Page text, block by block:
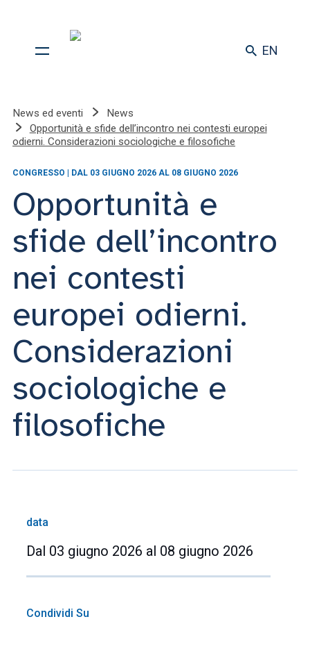
EN
News ed eventi
News
Opportunità e sfide dell’incontro nei contesti europei
odierni. Considerazioni sociologiche e filosofiche
CONGRESSO | DAL 03 GIUGNO 2026 AL 08 GIUGNO 2026
Opportunità e
sfide dell’incontro
nei contesti
europei odierni.
Considerazioni
sociologiche e
filosofiche
data
Dal 03 giugno 2026 al 08 giugno 2026
Condividi Su